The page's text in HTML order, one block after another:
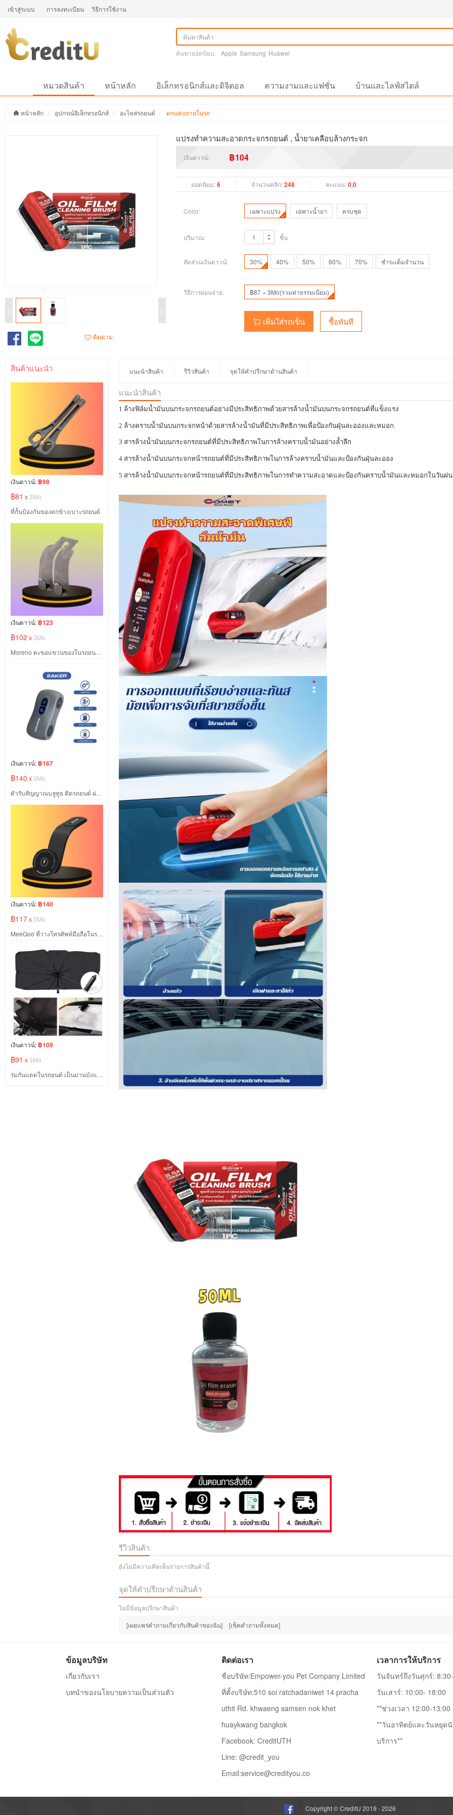
เข้าสู่ระบบ การลงทะเบียน วิธีการใช้งาน
ค้นหายอดนิยม: Apple Samsung Huawei
หมวดสินค้า หน้าหลัก อิเล็กทรอนิกส์และดิจิตอล ความงามและแฟชั่น บ้านและไลฟ์สไตล์
หน้าหลัก อุปกรณ์อิเล็กทรอนิกส์ อะไหล่รถยนต์ ตกแต่งภายในรถ
ติดตาม
แปรงทำความสะอาดกระจกรถยนต์ , น้ำยาเคลือบล้างกระจก
เงินดาวน์: ฿104
ยอดนิยม:6 จำนวนคลิก:248 คะแนน:0.0
Color: เฉพาะแปรง เฉพาะน้ำยา ครบชุด
ปริมาณ: ชิ้น
สัดส่วนเงินดาวน์: 30% 40% 50% 60% 70% ชำระเต็มจำนวน
วิธีการผ่อนจ่าย: ฿87 × 3Mo(รวมค่าธรรมเนียม)
เพิ่มใส่รถเข็น ซื้อทันที
สินค้าแนะนำ
เงินดาวน์: ฿98
฿81 x3Mo
ที่กั้นป้องกันของตกข้างเบาะรถยนต์
เงินดาวน์: ฿123
฿102 x3Mo
เงินดาวน์: ฿167
฿140 x3Mo
เงินดาวน์: ฿140
฿117x3Mo
เงินดาวน์: ฿109
฿91 x3Mo
แนะนำสินค้า รีวิวสินค้า จุดให้คำปรึกษาด้านสินค้า
แนะนำสินค้า
1 ล้างฟิล์มน้ำมันบนกระจกรถยนต์อย่างมีประสิทธิภาพด้วยสารล้างน้ำมันบนกระจกรถยนต์ที่แข็งแรง
2 ล้างคราบน้ำมันบนกระจกหน้าด้วยสารล้างน้ำมันที่มีประสิทธิภาพเพื่อป้องกันฝุ่นละอองและหมอก
3 สารล้างน้ำมันบนกระจกรถยนต์ที่มีประสิทธิภาพในการล้างคราบน้ำมันอย่างล้ำลึก
4 สารล้างน้ำมันบนกระจกหน้ารถยนต์ที่มีประสิทธิภาพในการล้างคราบน้ำมันและป้องกันฝุ่นละออง
5 สารล้างน้ำมันบนกระจกหน้ารถยนต์ที่มีประสิทธิภาพในการทำความสะอาดและป้องกันคราบน้ำมันและหมอกในวันฝน
รีวิวสินค้า
ยังไม่มีความคิดเห็นรายการสินค้านี้
จุดให้คำปรึกษาด้านสินค้า
ไม่มีข้อมูลปรึกษาสินค้า
[เผยแพร่คำถามเกี่ยวกับสินค้าของฉัน]
[เช็คคำถามทั้งหมด]
ข้อมูลบริษัท
เกี่ยวกับเรา
บทนำของนโยบายความเป็นส่วนตัว
ติดต่อเรา
ชื่อบริษัท:Empower-you Pet Company Limited
ที่ตั้งบริษัท:510 soi ratchadaniwet 14 pracha
uthit Rd. khwaeng samsen nok khet
huaykwang bangkok
Facebook: CreditUTH
Line: @credit_you
Email:service@credityou.co
เวลาการให้บริการ
วันจันทร์ถึงวันศุกร์:
วันเสาร์: 10:00- 18:00
**ช่วงเวลา 12:00-13:00
**วันอาทิตย์และวันหยุด
บริการ**
Copyright © CreditU 2019 - 2026